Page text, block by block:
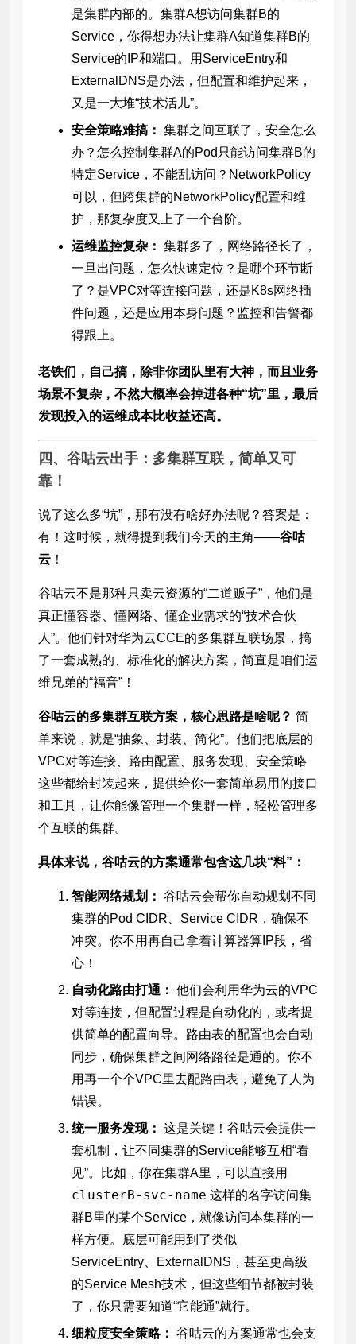
是集群内部的。集群A想访问集群B的
Service，你得想办法让集群A知道集群B的
Service的IP和端口。用ServiceEntry和
ExternalDNS是办法，但配置和维护起来，
又是一大堆“技术活儿”。
安全策略难搞： 集群之间互联了，安全怎么
办？怎么控制集群A的Pod只能访问集群B的
特定Service，不能乱访问？NetworkPolicy
可以，但跨集群的NetworkPolicy配置和维
护，那复杂度又上了一个台阶。
运维监控复杂： 集群多了，网络路径长了，
一旦出问题，怎么快速定位？是哪个环节断
了？是VPC对等连接问题，还是K8s网络插
件问题，还是应用本身问题？监控和告警都
得跟上。
老铁们，自己搞，除非你团队里有大神，而且业务
场景不复杂，不然大概率会掉进各种“坑”里，最后
发现投入的运维成本比收益还高。
四、谷咕云出手：多集群互联，简单又可
靠！
说了这么多“坑”，那有没有啥好办法呢？答案是：
有！这时候，就得提到我们今天的主角——谷咕
云 ！
谷咕云不是那种只卖云资源的“二道贩子”，他们是
真正懂容器、懂网络、懂企业需求的“技术合伙
人”。他们针对华为云CCE的多集群互联场景，搞
了一套成熟的、标准化的解决方案，简直是咱们运
维兄弟的“福音”！
谷咕云的多集群互联方案，核心思路是啥呢？ 简
单来说，就是“抽象、封装、简化”。他们把底层的
VPC对等连接、路由配置、服务发现、安全策略
这些都给封装起来，提供给你一套简单易用的接口
和工具，让你能像管理一个集群一样，轻松管理多
个互联的集群。
具体来说，谷咕云的方案通常包含这几块“料”：
智能网络规划： 谷咕云会帮你自动规划不同
集群的Pod CIDR、Service CIDR，确保不
冲突。你不用再自己拿着计算器算IP段，省
心！
自动化路由打通： 他们会利用华为云的VPC
对等连接，但配置过程是自动化的，或者提
供简单的配置向导。路由表的配置也会自动
同步，确保集群之间网络路径是通的。你不
用再一个个VPC里去配路由表，避免了人为
错误。
统一服务发现： 这是关键！谷咕云会提供一
套机制，让不同集群的Service能够互相“看
见”。比如，你在集群A里，可以直接用
clusterB-svc-name 这样的名字访问集
群B里的某个Service，就像访问本集群的一
样方便。底层可能用到了类似
ServiceEntry、ExternalDNS，甚至更高级
的Service Mesh技术，但这些细节都被封装
了，你只需要知道“它能通”就行。
细粒度安全策略： 谷咕云的方案通常也会支